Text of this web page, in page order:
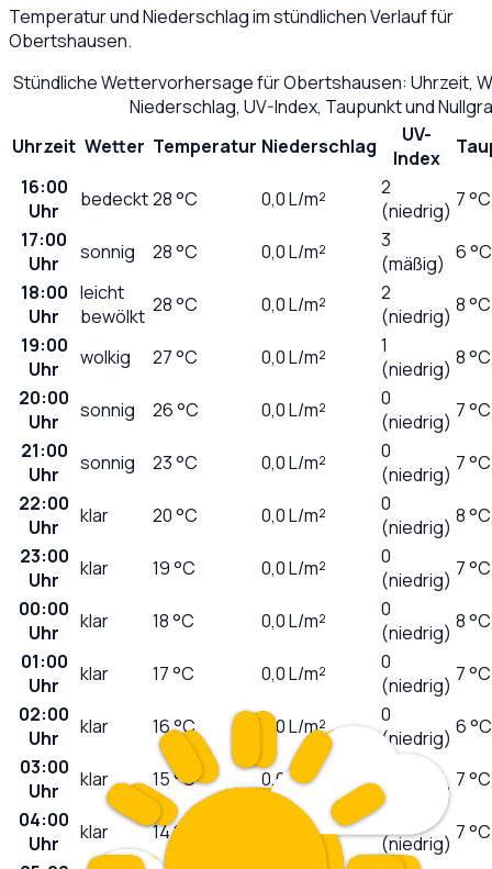
Temperatur und Niederschlag im stündlichen Verlauf für
Obertshausen.
Stündliche Wettervorhersage fürObertshausen: Uhrzeit,
Niederschlag, UV-Index, Taupunkt und
Uhrzeit Wetter Temperatur Niederschlag
UV-
Index
16:00
Uhr
bedeckt28°C 0,0L/m²
2
(niedrig) 7 °C
17:00
Uhr
sonnig 28°C 0,0L/m²
3
(mäßig) 6 °C
18:00
Uhr
leicht
bewölkt 28°C 0,0L/m²
2
(niedrig) 8 °C
19:00
Uhr
wolkig 27°C 0,0L/m²
1
(niedrig) 8 °C
20:00
Uhr
sonnig 26°C 0,0L/m²
0
(niedrig) 7 °C
21:00
Uhr
sonnig 23°C 0,0L/m²
0
(niedrig) 7 °C
22:00
Uhr
klar 20°C 0,0L/m²
0
(niedrig) 8 °C
23:00
Uhr
klar 19°C 0,0L/m²
0
(niedrig) 7 °C
00:00
Uhr
klar 18°C 0,0L/m²
0
(niedrig) 8 °C
01:00
Uhr
klar 17°C 0,0L/m²
0
(niedrig) 7 °C
02:00
Uhr
klar 16°C 0,0L/m²
0
(niedrig) 6 °C
03:00
Uhr
klar 15°C 0,0L/m²
(niedrig) 7 °C
04:00
Uhr
klar 14°C L/m²
(niedrig) 7 °C